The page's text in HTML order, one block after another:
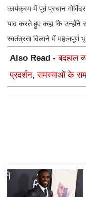
कार्यक्रम में पूर्व प्रधान
याद करते हुए कहा कि उन्होंने
स्वतंत्रता दिलाने में महत्वपूर्ण
Also Read -बदहाल
प्रदर्शन, समस्याओं के